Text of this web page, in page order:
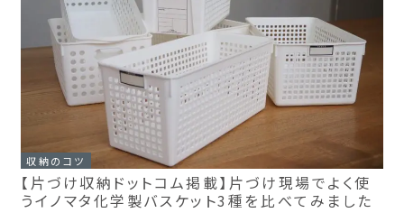
収納のコツ
【片づけ収納ドットコム掲載】片づけ現場でよく使
うイノマタ化学製バスケット3種を比べてみました